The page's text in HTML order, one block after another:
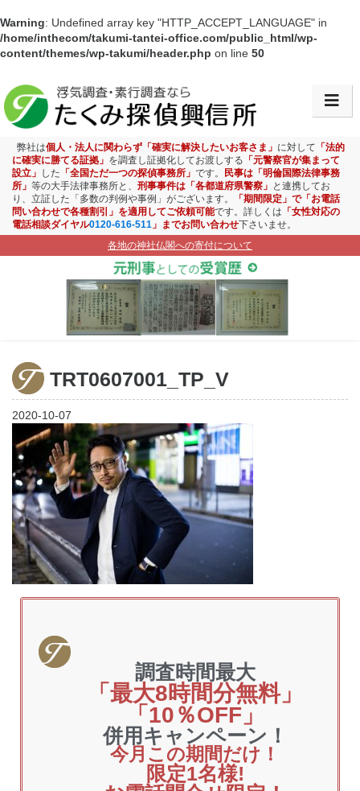
Warning: Undefined array key "HTTP_ACCEPT_LANGUAGE" in
/home/inthecom/takumi-tantei-office.com/public_html/wp-
content/themes/wp-takumi/header.php on line 50
会社情報・アクセス
素行調査
盗聴盗撮調査
ストーカー対策
お子様見守り調査
企業調査
家出調査
ご利用の流れ
お客様の声
よくあるご質問
弊社は個人・法人に関わらず「確実に解決したいお客さま」 に対して 「法的
に確実に勝てる証拠」 を調査し証拠化してお渡しする 「元警察官が集まって
設立」 した 「全国ただ一つの探偵事務所」 です。
民事は「明倫国際法律事務
所」 等の大手法律事務所と、 刑事事件は「各都道府県警察」 と連携してお
り、立証した「多数の判例や事例」がございます。
「期間限定」で「お電話
問い合わせで各種割引」を適用してご依頼可能です。詳しくは 「女性対応の
電話相談ダイヤル0120-616-511 」までお問い合わせ下さいませ。
各地の神社仏閣への寄付について
TRT0607001_TP_V
2020-10-07
調査時間最大
「最大8時間分無料」
「10％OFF」
併用キャンペーン！
今月この期間だけ！
限定1名様!